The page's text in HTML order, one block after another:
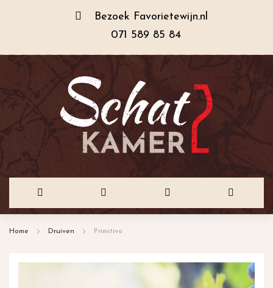
Bezoek Favorietewijn.nl
071 589 85 84
Home Druiven Primitivo